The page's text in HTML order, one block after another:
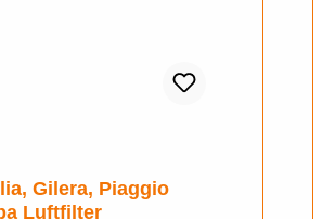
Gilera, Piaggio
Luftfilter